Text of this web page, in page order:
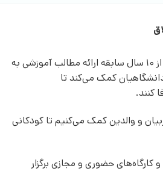
سایت معلم خلاق با بیش از 10 سال سابقه ارائه مطالب آموزشی به
کمک می‌کند تا
کنند.
و والدین کمک می‌کنیم تا کودکانی
حضوری و مجازی برگزار